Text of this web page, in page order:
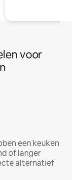
voor
een keuken
of langer
alternatief